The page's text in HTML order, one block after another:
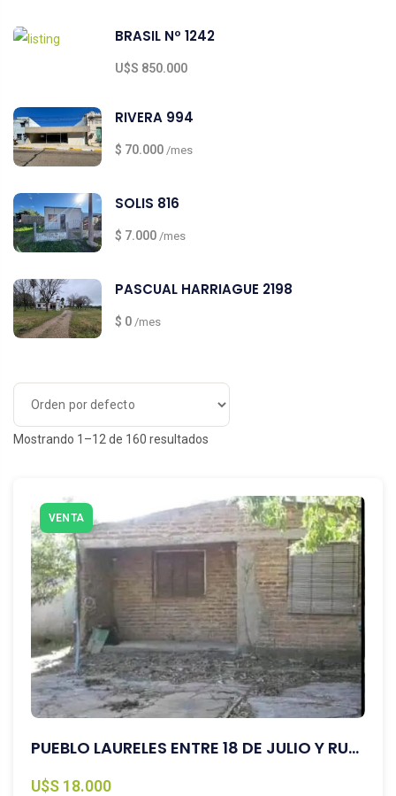
BRASIL Nº 1242
U$S 850.000
RIVERA 994
$ 70.000 /mes
SOLIS 816
$ 7.000 /mes
PASCUAL HARRIAGUE 2198
$ 0 /mes
Mostrando 1–12 de 160 resultados
VENTA
PUEBLO LAURELES ENTRE 18 DE JULIO Y RUTA JONES
U$S 18.000